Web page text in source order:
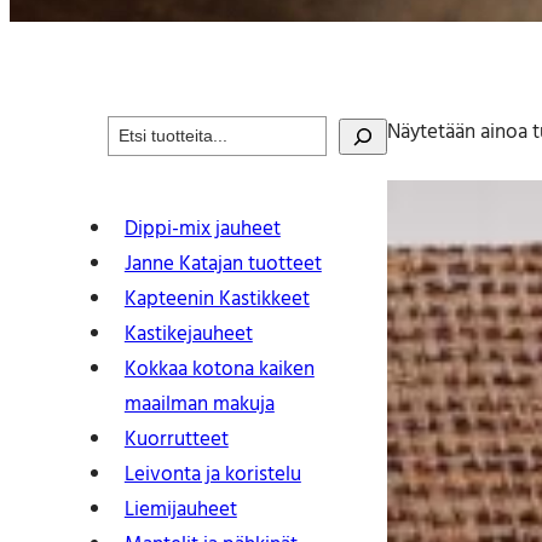
e
Dippi-mix jauheet
Janne Katajan tuotteet
Kapteenin Kastikkeet
Kastike­jauheet
Kokkaa kotona kaiken
maailman makuja
Kuorrutteet
Leivonta ja koristelu
Liemijauheet
Näytetään ainoa